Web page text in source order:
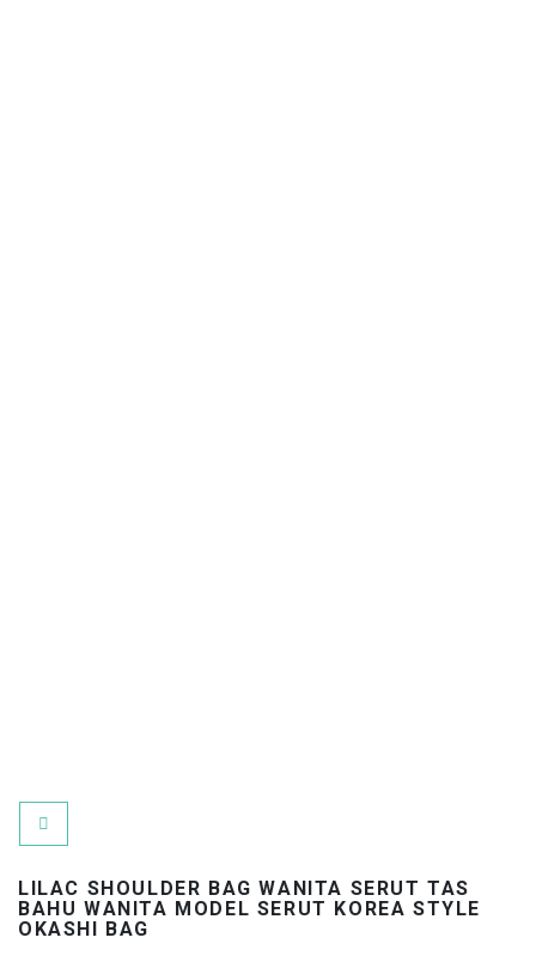
Toggle navigation
LILAC SHOULDER BAG WANITA SERUT TAS
BAHU WANITA MODEL SERUT KOREA STYLE
OKASHI BAG